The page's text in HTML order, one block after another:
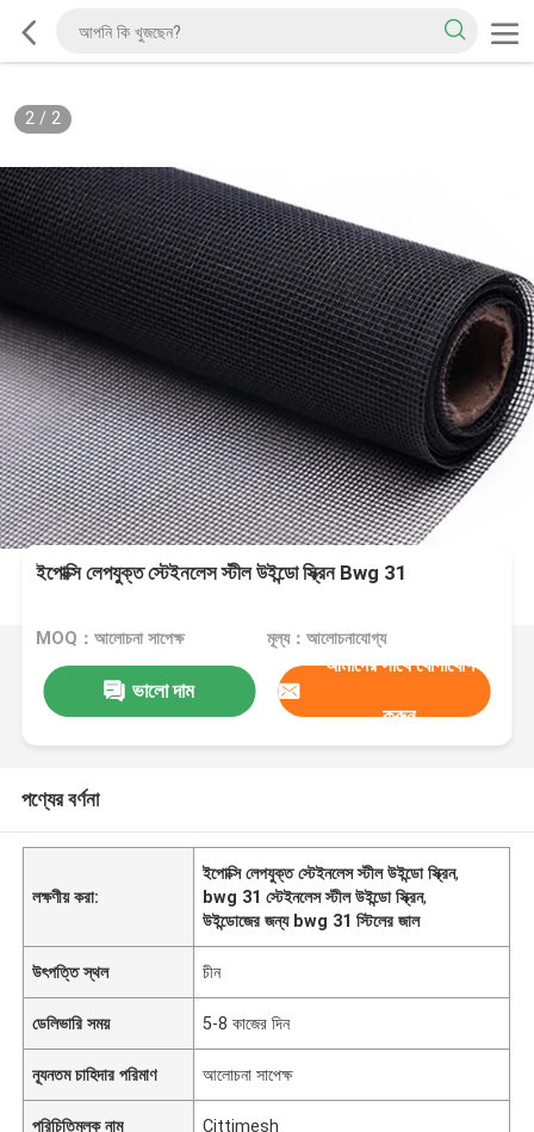
2/ 2
ইপোক্সি লেপযুক্ত স্টেইনলেস স্টীল উইন্ডো স্ক্রিন Bwg 31
MOQ：আলোচনা সাপেক্ষ মূল্য：আলোচনাযোগ্য
ভালো দাম
আমাদের সাথে যোগাযোগ
করুন
পণ্যের বর্ণনা
লক্ষণীয় করা:
ইপোক্সি লেপযুক্ত স্টেইনলেস স্টীল উইন্ডো স্ক্রিন,
bwg 31 স্টেইনলেস স্টীল উইন্ডো স্ক্রিন,
উইন্ডোজের জন্য bwg 31 স্টিলের জাল
উৎপত্তি স্থল চীন
ডেলিভারি সময় 5-8 কাজের দিন
ন্যূনতম চাহিদার পরিমাণ আলোচনা সাপেক্ষ
পরিচিতিমুলক নাম Cittimesh